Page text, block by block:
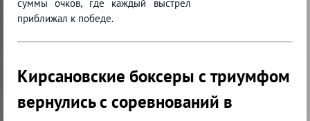
суммы очков, где каждый выстрел
приближал к победе.
Кирсановские боксеры с триумфом
вернулись с соревнований в